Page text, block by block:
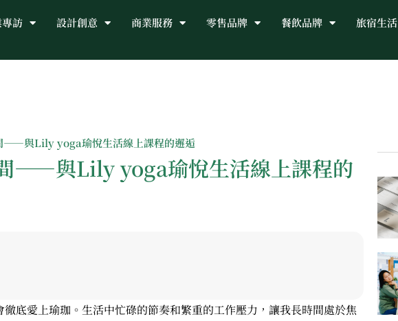
訪 設計創意 商業服務 零售品牌 餐飲品牌 旅宿生活
——與Lily yoga瑜悅生活線上課程的邂逅
——與Lily yoga瑜悅生活線上課程的
底愛上瑜珈。生活中忙碌的節奏和繁重的工作壓力，讓我長時間處於焦